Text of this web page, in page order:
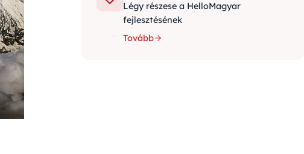
Légy részese a HelloMagyar
fejlesztésének
Tovább